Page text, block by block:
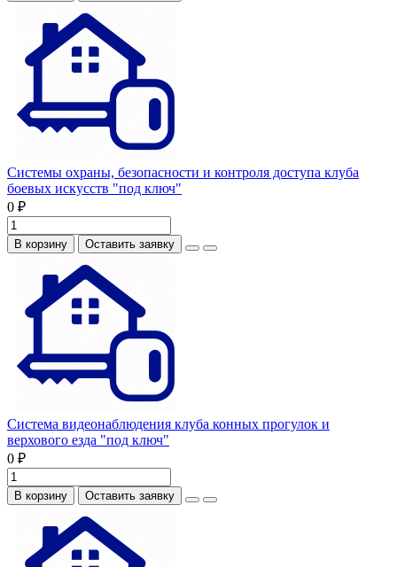
Системы охраны, безопасности и контроля доступа клуба
боевых искусств "под ключ"
0 ₽
В корзину Оставить заявку
Система видеонаблюдения клуба конных прогулок и
верхового езда "под ключ"
0 ₽
В корзину Оставить заявку